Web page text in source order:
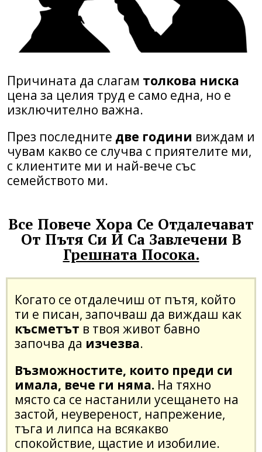
Причината да слагам толкова ниска
цена за целия труд е само една, но е
изключително важна.
През последните две години виждам и
чувам какво се случва с приятелите ми,
с клиентите ми и най-вече със
семейството ми.
Все Повече Хора Се Отдалечават
От Пътя Си И Са Завлечени В
Грешната Посока.
Когато се отдалечиш от пътя, който
ти е писан, започваш да виждаш как
късметът в твоя живот бавно
започва да изчезва.
Възможностите, които преди си
имала, вече ги няма. На тяхно
място са се настанили усещането на
застой, неувереност, напрежение,
тъга и липса на всякакво
спокойствие, щастие и изобилие.